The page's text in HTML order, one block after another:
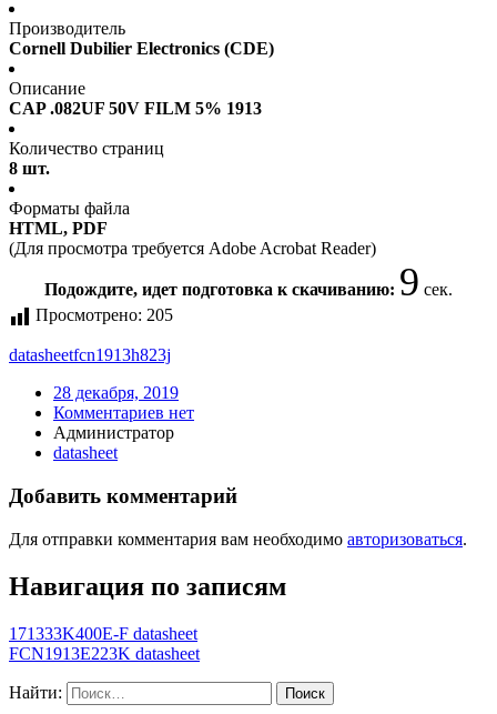
Производитель
Cornell Dubilier Electronics (CDE)
Описание
CAP .082UF 50V FILM 5% 1913
Количество страниц
8 шт.
Форматы файла
HTML, PDF
(Для просмотра требуется Adobe Acrobat Reader)
Подождите, идет подготовка к скачиванию: 8 сек.
Просмотрено: 205
datasheetfcn1913h823j
28 декабря, 2019
Комментариев нет
Администратор
datasheet
Добавить комментарий
Для отправки комментария вам необходимо авторизоваться.
Навигация по записям
171333K400E-F datasheet
FCN1913E223K datasheet
Найти: